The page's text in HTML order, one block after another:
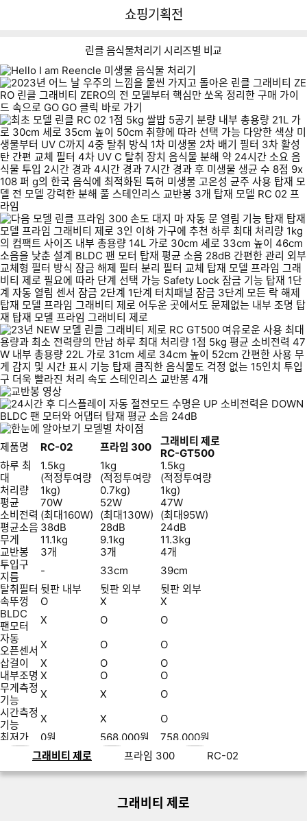
다나와
쇼핑기획전
린클 음식물처리기 시리즈별 비교
R
C
0
2
프
라
임
그
래
비
티
제
로
간
편
비
교
제품명 RC-02 프라임 300
그래비티 제로
RC-GT500
하루 최
대
처리량
1.5kg
(적정투여량
1kg)
1kg
(적정투여량
0.7kg)
1.5kg
(적정투여량
1kg)
평균
소비전력
70W
(최대160W)
52W
(최대130W)
47W
(최대95W)
평균소음 38dB 28dB
24dB
무게
11.1kg 9.1kg
11.3kg
교반봉
3개 3개
4개
투입구
지름
- 33cm
39cm
탈취필터 뒷판 내부 뒷판 외부
뒷판 외부
속뚜껑
O X
X
BLDC
팬모터
X O
O
자동
오픈센서 X O
O
삽걸이
X O
O
내부조명 X O
O
무게측정
기능
X X
O
시간측정
기능
X X
O
최저가
0원 568,000원 758,000원
린
음
그래비티 제로 프라임 300 RC-02
그래비티 제로